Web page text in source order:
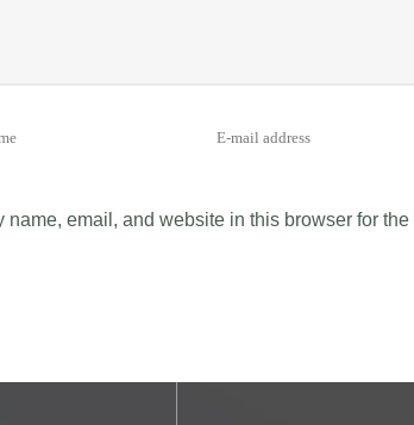
name, email, and website in this browser for the